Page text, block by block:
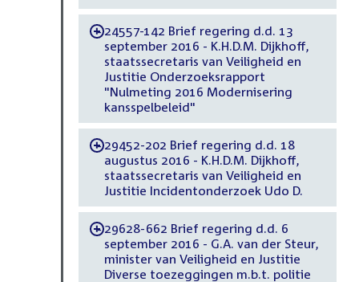
-24557-142 Brief regering d.d. 13
september 2016 - K.H.D.M. Dijkhoff,
staatssecretaris van Veiligheid en
Justitie Onderzoeksrapport
"Nulmeting 2016 Modernisering
kansspelbeleid"
-29452-202 Brief regering d.d. 18
augustus 2016 - K.H.D.M. Dijkhoff,
staatssecretaris van Veiligheid en
Justitie Incidentonderzoek Udo D.
-29628-662 Brief regering d.d. 6
september 2016 - G.A. van der Steur,
minister van Veiligheid en Justitie
Diverse toezeggingen m.b.t. politie